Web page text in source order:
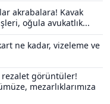
akrabalara! Kavak
oğula avukatlık...
ne kadar, vizeleme ve
rezalet görüntüler!
mezarlıklarımıza